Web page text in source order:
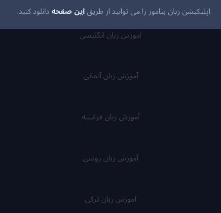
اپلیکیشن زبان بیاموز را می توانید از طریقاین صفحهدانلود کنید.
آموزش زبان انگلیسی
آموزش زبان آلمانی
آموزش زبان فرانسه
آموزش زبان روسی
آموزش زبان ترکی